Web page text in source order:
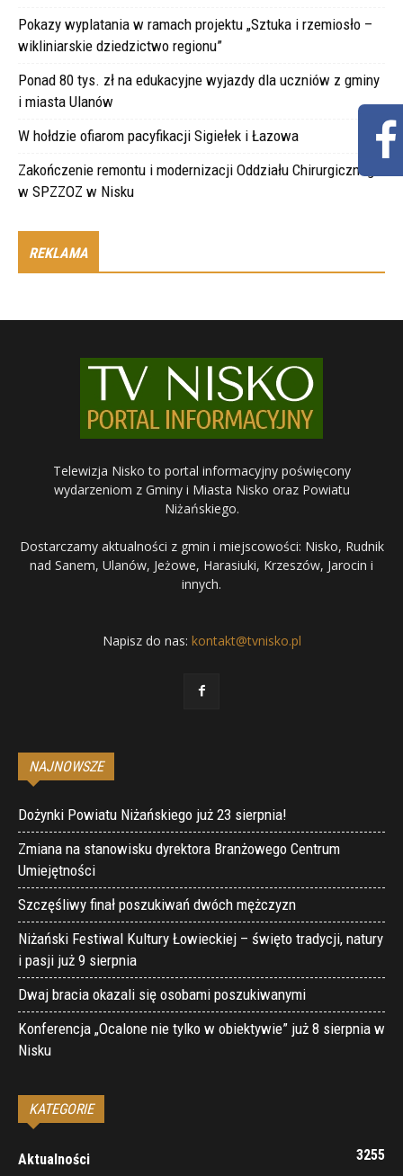
Pokazy wyplatania w ramach projektu „Sztuka i rzemiosło –
wikliniarskie dziedzictwo regionu”
Ponad 80 tys. zł na edukacyjne wyjazdy dla uczniów z gminy
i miasta Ulanów
W hołdzie ofiarom pacyfikacji Sigiełek i Łazowa
Zakończenie remontu i modernizacji Oddziału Chirurgicznego
w SPZZOZ w Nisku
REKLAMA
Telewizja Nisko to portal informacyjny poświęcony
wydarzeniom z Gminy i Miasta Nisko oraz Powiatu
Niżańskiego.
Dostarczamy aktualności z gmin i miejscowości: Nisko, Rudnik
nad Sanem, Ulanów, Jeżowe, Harasiuki, Krzeszów, Jarocin i
innych.
Napisz do nas: kontakt@tvnisko.pl
NAJNOWSZE
Dożynki Powiatu Niżańskiego już 23 sierpnia!
Zmiana na stanowisku dyrektora Branżowego Centrum
Umiejętności
Szczęśliwy finał poszukiwań dwóch mężczyzn
Niżański Festiwal Kultury Łowieckiej – święto tradycji, natury
i pasji już 9 sierpnia
Dwaj bracia okazali się osobami poszukiwanymi
Konferencja „Ocalone nie tylko w obiektywie” już 8 sierpnia w
Nisku
KATEGORIE
Aktualności
3255